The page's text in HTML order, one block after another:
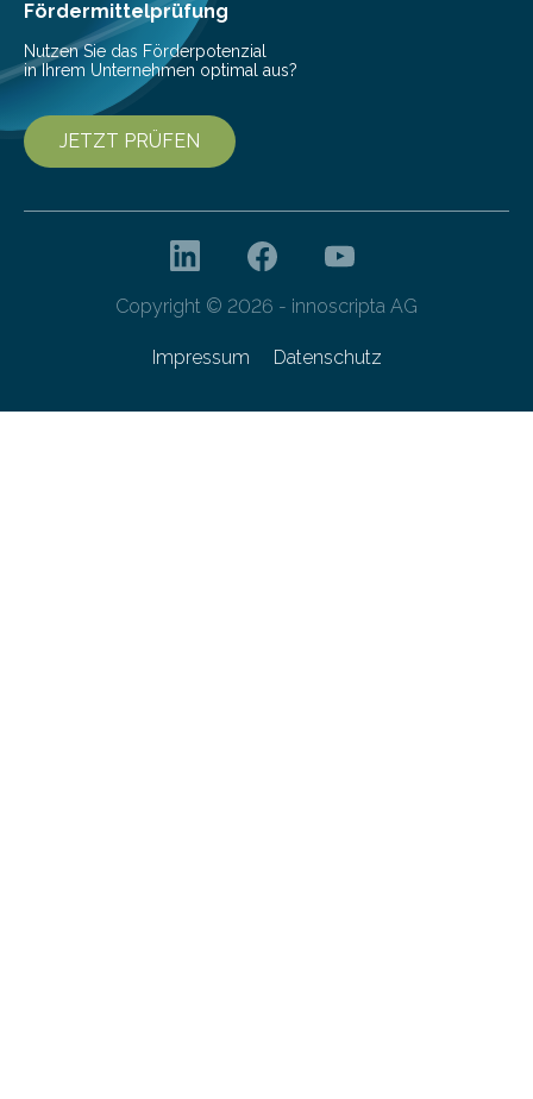
bis 16:00 Uhr, ein virtuelles Partnering Event zum
Forschungsprogramm „Datenrekonstruktion…
Fördermittelprüfung
Nutzen Sie das Förderpotenzial
in Ihrem Unternehmen optimal aus?
JETZT PRÜFEN
Copyright © 2026 - innoscripta AG
Impressum Datenschutz